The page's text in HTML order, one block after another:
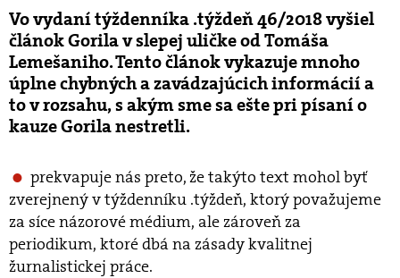
Vo vydaní týždenníka .týždeň 46/2018 vyšiel
článok Gorila v slepej uličke od Tomáša
Lemešaniho. Tento článok vykazuje mnoho
úplne chybných a zavádzajúcich informácií a
to v rozsahu, s akým sme sa ešte pri písaní o
kauze Gorila nestretli.
prekvapuje nás preto, že takýto text mohol byť
zverejnený v týždenníku .týždeň, ktorý považujeme
za síce názorové médium, ale zároveň za
periodikum, ktoré dbá na zásady kvalitnej
žurnalistickej práce.